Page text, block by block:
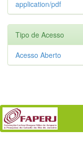
application/pdf
Tipo de Acesso
Acesso Aberto